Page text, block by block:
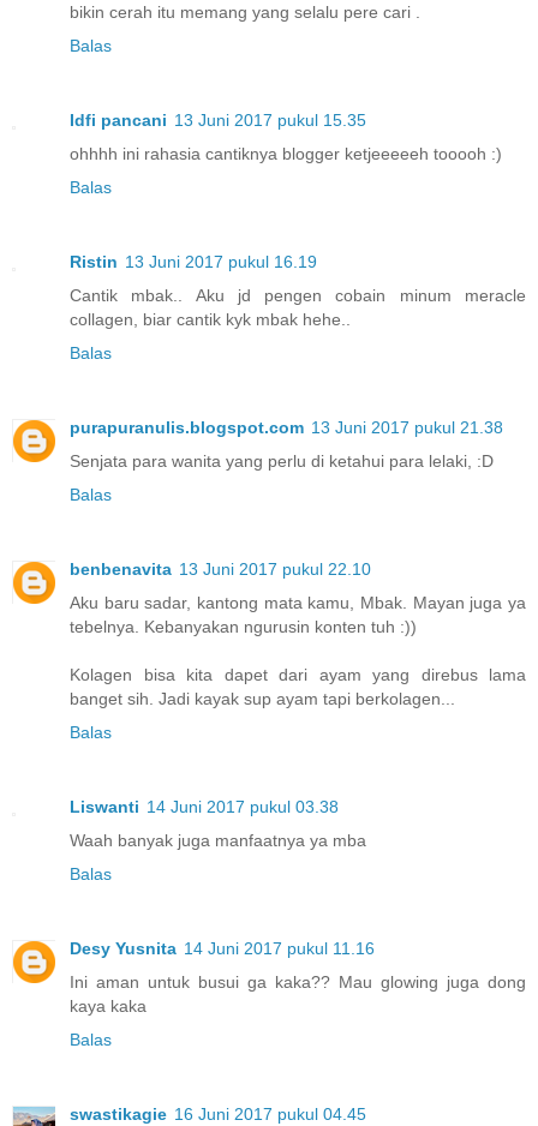
bikin cerah itu memang yang selalu pere cari .
Balas
Idfi pancani 13 Juni 2017 pukul 15.35
ohhhh ini rahasia cantiknya blogger ketjeeeeeh tooooh :)
Balas
Ristin 13 Juni 2017 pukul 16.19
Cantik mbak.. Aku jd pengen cobain minum meracle
collagen, biar cantik kyk mbak hehe..
Balas
purapuranulis.blogspot.com 13 Juni 2017 pukul 21.38
Senjata para wanita yang perlu di ketahui para lelaki, :D
Balas
benbenavita 13 Juni 2017 pukul 22.10
Aku baru sadar, kantong mata kamu, Mbak. Mayan juga ya
tebelnya. Kebanyakan ngurusin konten tuh :))
Kolagen bisa kita dapet dari ayam yang direbus lama
banget sih. Jadi kayak sup ayam tapi berkolagen...
Balas
Liswanti 14 Juni 2017 pukul 03.38
Waah banyak juga manfaatnya ya mba
Balas
Desy Yusnita 14 Juni 2017 pukul 11.16
Ini aman untuk busui ga kaka?? Mau glowing juga dong
kaya kaka
Balas
swastikagie 16 Juni 2017 pukul 04.45